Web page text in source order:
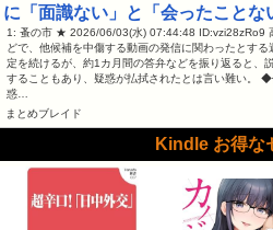
に「面識ない」と「会ったことな
1: 蚤の市 ★ 2026/06/03(水) 07:44:48 ID:vzi28zRo9
どで、他候補を中傷する動画の発信に関わったとす
定を続けるが、約1カ月間の答弁などを振り返ると、
することもあり、疑惑が払拭されたとは言い難い。
惑…
まとめブレイド
Kindle お得な